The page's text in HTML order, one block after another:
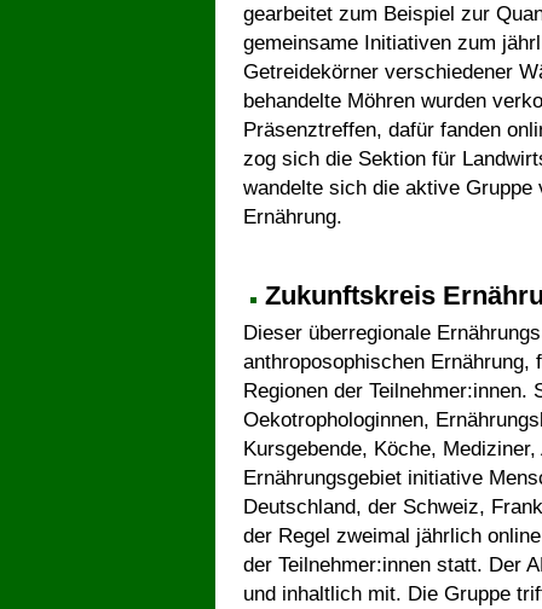
gearbeitet zum Beispiel zur
gemeinsame Initiativen zum
Getreidekörner verschiedener
behandelte Möhren wurden
Präsenztreffen, dafür fanden
zog sich die Sektion für
wandelte sich die aktive
Ernährung.
Zukunftskreis
Dieser überregionale
anthroposophischen
Regionen der Teilnehmer:innen.
Oekotrophologinnen,
Kursgebende, Köche,
Ernährungsgebiet initiative
Deutschland, der Schweiz,
der Regel zweimal jährlich
der Teilnehmer:innen statt. Der
und inhaltlich mit. Die Gruppe